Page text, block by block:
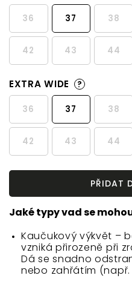
36 37 38
42 43 44
EXTRA WIDE ?
36 37 38
42 43 44
PŘIDAT
Jaké typy vad se
Kaučukový výkvět –
vzniká přirozeně při
Dá se snadno
nebo zahřátím (např.